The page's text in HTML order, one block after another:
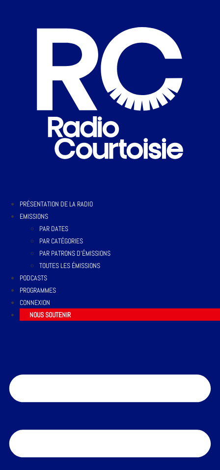
PRÉSENTATION DE LA RADIO
EMISSIONS
PAR DATES
PAR CATÉGORIES
PAR PATRONS D’ÉMISSIONS
TOUTES LES ÉMISSIONS
PODCASTS
PROGRAMMES
CONNEXION
NOUS SOUTENIR